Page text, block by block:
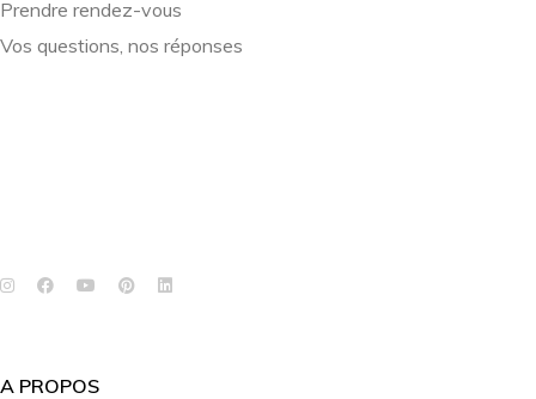
Prendre rendez-vous
Vos questions, nos réponses
A PROPOS